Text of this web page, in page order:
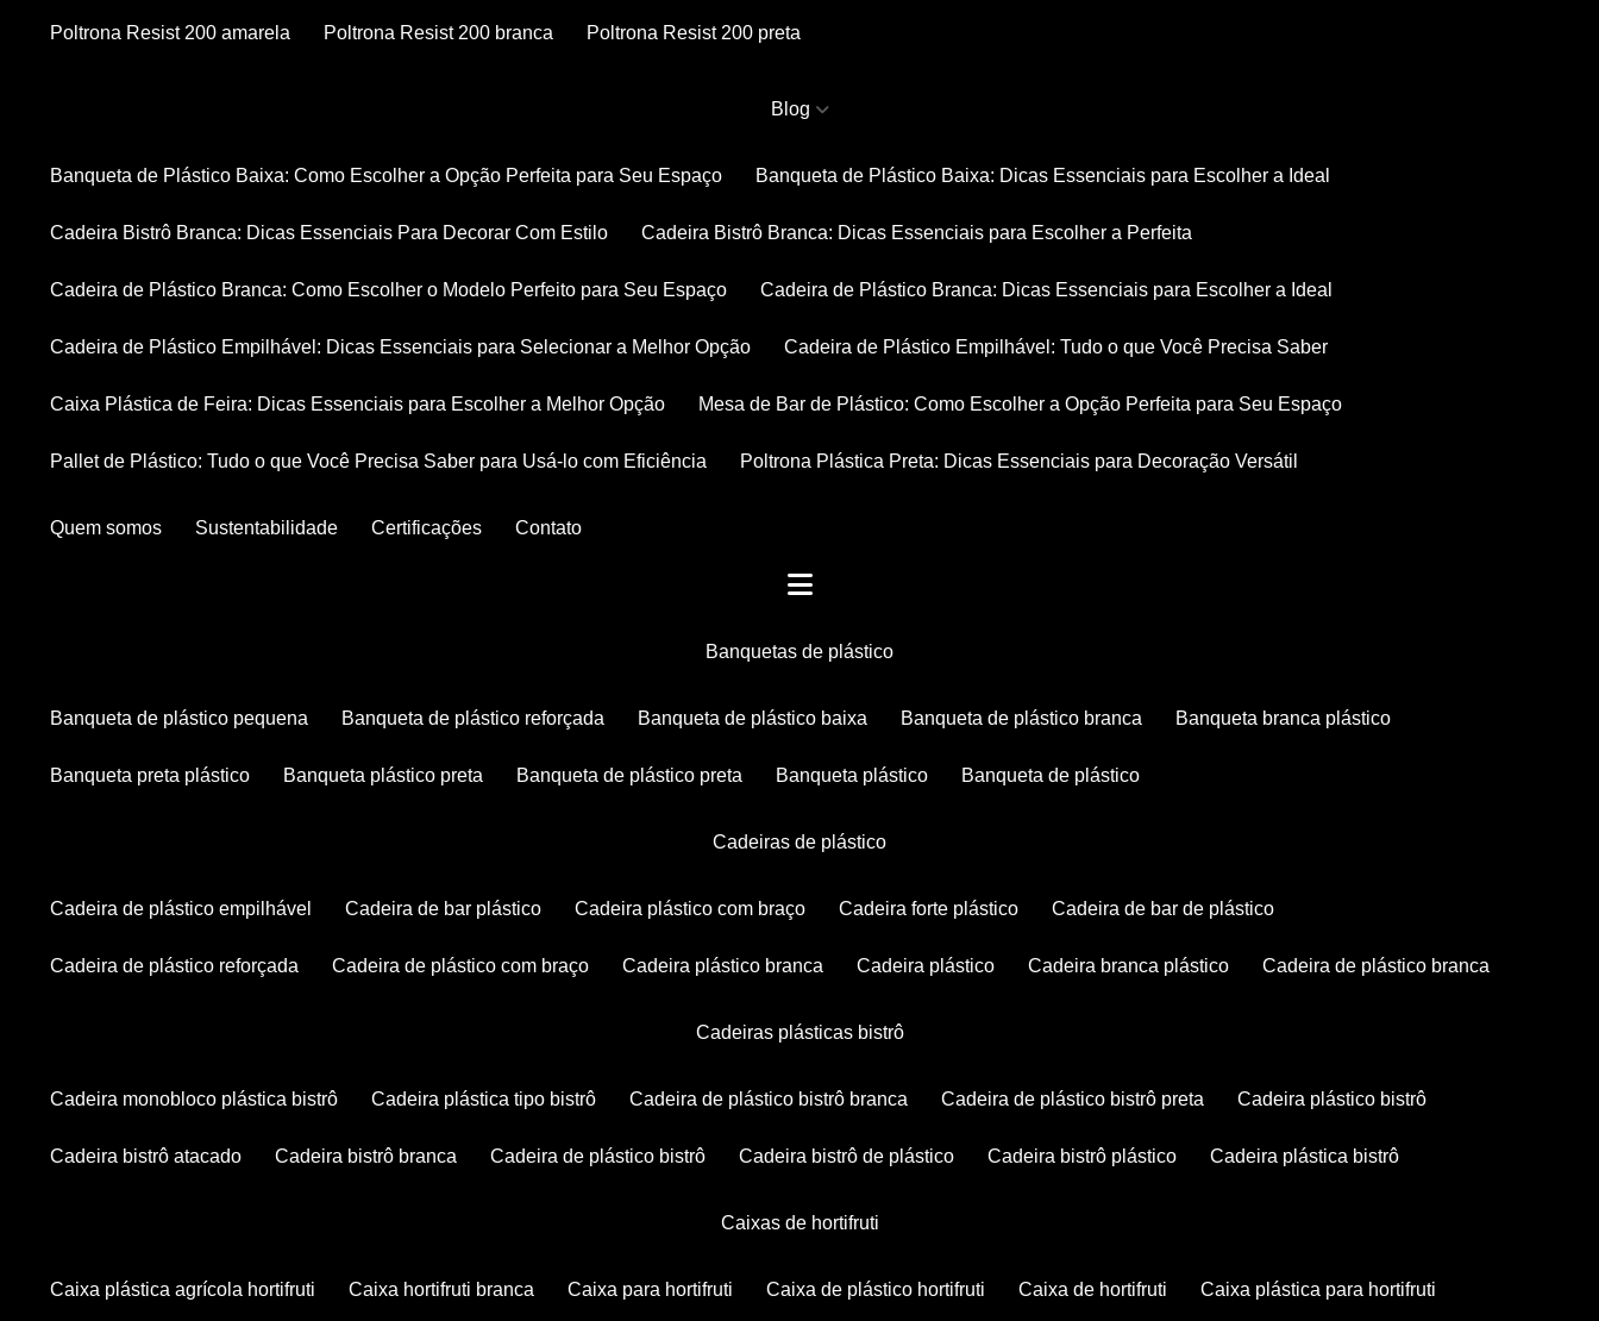
Poltrona Resist 200 amarela Poltrona Resist 200 branca Poltrona Resist 200 preta
Blog
Banqueta de Plástico Baixa: Como Escolher a Opção Perfeita para Seu Espaço Banqueta de Plástico Baixa: Dicas Essenciais para Escolher a Ideal
Cadeira Bistrô Branca: Dicas Essenciais Para Decorar Com Estilo Cadeira Bistrô Branca: Dicas Essenciais para Escolher a Perfeita
Cadeira de Plástico Branca: Como Escolher o Modelo Perfeito para Seu Espaço Cadeira de Plástico Branca: Dicas Essenciais para Escolher a Ideal
Cadeira de Plástico Empilhável: Dicas Essenciais para Selecionar a Melhor Opção Cadeira de Plástico Empilhável: Tudo o que Você Precisa Saber
Caixa Plástica de Feira: Dicas Essenciais para Escolher a Melhor Opção Mesa de Bar de Plástico: Como Escolher a Opção Perfeita para Seu Espaço
Pallet de Plástico: Tudo o que Você Precisa Saber para Usá-lo com Eficiência Poltrona Plástica Preta: Dicas Essenciais para Decoração Versátil
Quem somos Sustentabilidade Certificações Contato
banquetas de plástico
banqueta de plástico pequena banqueta de plástico reforçada banqueta de plástico baixa banqueta de plástico branca banqueta branca plástico
banqueta preta plástico banqueta plástico preta banqueta de plástico preta banqueta plástico banqueta de plástico
cadeiras de plástico
cadeira de plástico empilhável cadeira de bar plástico cadeira plástico com braço cadeira forte plástico cadeira de bar de plástico
cadeira de plástico reforçada cadeira de plástico com braço cadeira plástico branca cadeira plástico cadeira branca plástico cadeira de plástico branca
cadeiras plásticas bistrô
cadeira monobloco plástica bistrô cadeira plástica tipo bistrô cadeira de plástico bistrô branca cadeira de plástico bistrô preta cadeira plástico bistrô
cadeira bistrô atacado cadeira bistrô branca cadeira de plástico bistrô cadeira bistrô de plástico cadeira bistrô plástico cadeira plástica bistrô
caixas de hortifruti
caixa plástica agrícola hortifruti caixa hortifruti branca caixa para hortifruti caixa de plástico hortifruti caixa de hortifruti caixa plástica para hortifruti